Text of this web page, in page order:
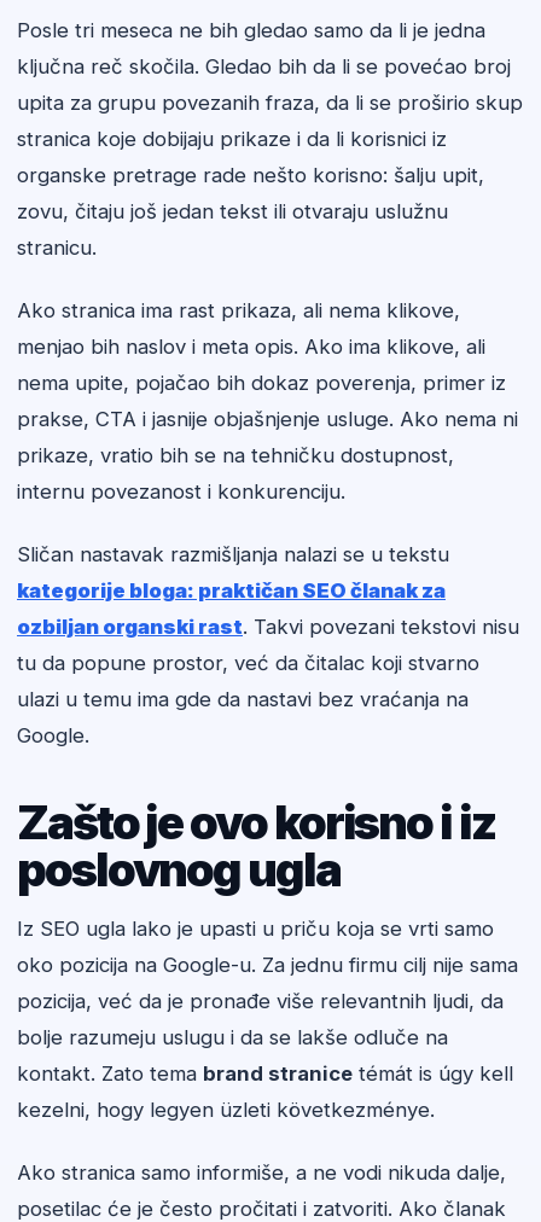
Posle tri meseca ne bih gledao samo da li je jedna
ključna reč skočila. Gledao bih da li se povećao broj
upita za grupu povezanih fraza, da li se proširio skup
stranica koje dobijaju prikaze i da li korisnici iz
organske pretrage rade nešto korisno: šalju upit,
zovu, čitaju još jedan tekst ili otvaraju uslužnu
stranicu.
Ako stranica ima rast prikaza, ali nema klikove,
menjao bih naslov i meta opis. Ako ima klikove, ali
nema upite, pojačao bih dokaz poverenja, primer iz
prakse, CTA i jasnije objašnjenje usluge. Ako nema ni
prikaze, vratio bih se na tehničku dostupnost,
internu povezanost i konkurenciju.
Sličan nastavak razmišljanja nalazi se u tekstu
kategorije bloga: praktičan SEO članak za
ozbiljan organski rast. Takvi povezani tekstovi nisu
tu da popune prostor, već da čitalac koji stvarno
ulazi u temu ima gde da nastavi bez vraćanja na
Google.
Zašto je ovo korisno i iz
poslovnog ugla
Iz SEO ugla lako je upasti u priču koja se vrti samo
oko pozicija na Google-u. Za jednu firmu cilj nije sama
pozicija, već da je pronađe više relevantnih ljudi, da
bolje razumeju uslugu i da se lakše odluče na
kontakt. Zato tema brand stranice témát is úgy kell
kezelni, hogy legyen üzleti következménye.
Ako stranica samo informiše, a ne vodi nikuda dalje,
posetilac će je često pročitati i zatvoriti. Ako članak